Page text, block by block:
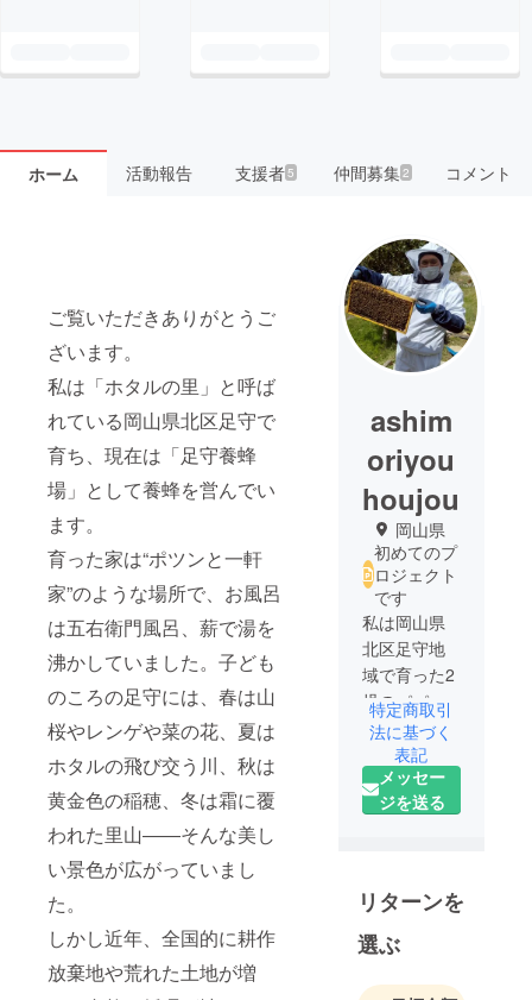
ホーム 活動報告 支援者5 仲間募集2 コメント
ご覧いただきありがとうご
ざいます。
私は「ホタルの里」と呼ば
れている岡山県北区足守で
育ち、現在は「足守養蜂
場」として養蜂を営んでい
ます。
育った家は“ポツンと一軒
家”のような場所で、お風呂
は五右衛門風呂、薪で湯を
沸かしていました。子ども
のころの足守には、春は山
桜やレンゲや菜の花、夏は
ホタルの飛び交う川、秋は
黄金色の稲穂、冬は霜に覆
われた里山――そんな美し
い景色が広がっていまし
た。
しかし近年、全国的に耕作
放棄地や荒れた土地が増
ashim
oriyou
houjou
岡山県
初めてのプ
ロジェクト
です
私は岡山県
北区足守地
域で育った2
児のパパで
す。“ポツン
と一軒家”で
紹介されそ
うな家で、
のころはよ
く薪でお湯
を焚いてい
ました。
特定商取引
法に基づく
表記
メッセー
ジを送る
リターンを
選ぶ